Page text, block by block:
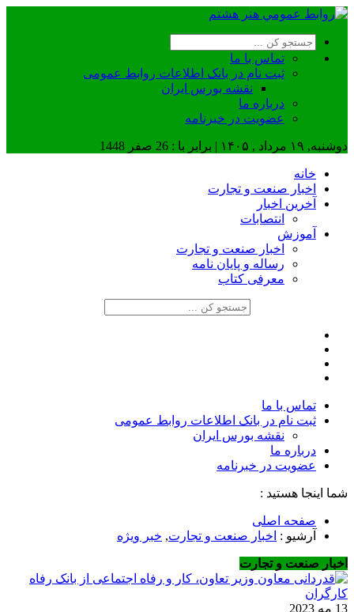
تماس با ما
ثبت نام در بانک اطلاعات روابط عمومی
نقشه بورس ایران
درباره ما
عضويت در خبرنامه
دوشنبه, ۱۹ مرداد , ۱۴۰۵ | برابر با : 26 صفر 1448
خانه
اخبار صنعت و تجارت
آخرین اخبار
انتصابات
آموزش
اخبار صنعت و تجارت
رساله و پایان نامه
معرفی کتاب
تماس با ما
ثبت نام در بانک اطلاعات روابط عمومی
نقشه بورس ایران
درباره ما
عضويت در خبرنامه
شما اینجا هستید :
صفحه اصلی
آرشیو : اخبار صنعت و تجارت, خبر ویژه
اخبار صنعت و تجارت
13 مه 2023